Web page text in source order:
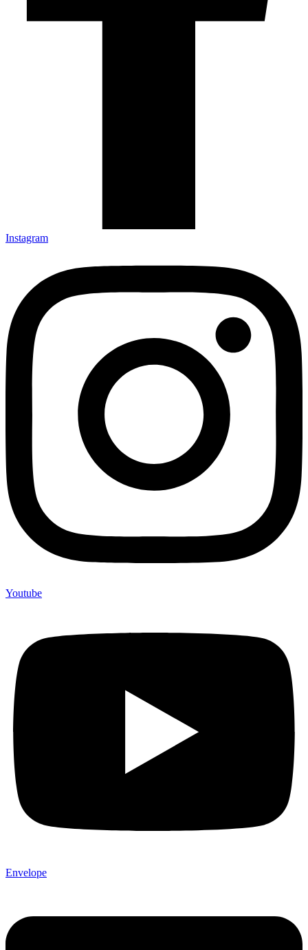
Instagram
Youtube
Envelope